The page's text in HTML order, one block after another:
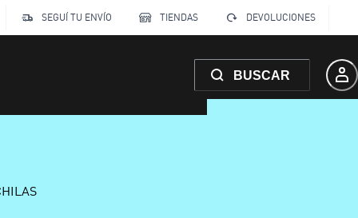
SEGUÍ TU ENVÍO TIENDAS DEVOLUCIONES
BUSCAR